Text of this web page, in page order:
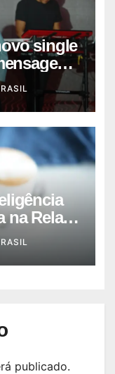
single
na Rela…
publicado.